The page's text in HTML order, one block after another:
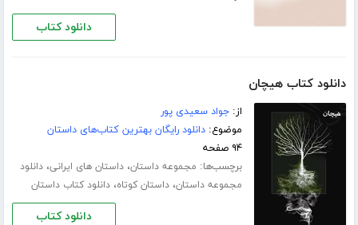
دانلود کتاب
دانلود کتاب هیچان
از:جواد سعیدی پور
موضوع:دانلود رایگان بهترین کتاب‌های داستان
۹۴ صفحه
برچسب‌ها: مجموعه داستان،داستان های ایرانی،دانلود
مجموعه داستان،داستان کوتاه،دانلود کتاب داستان
دانلود کتاب